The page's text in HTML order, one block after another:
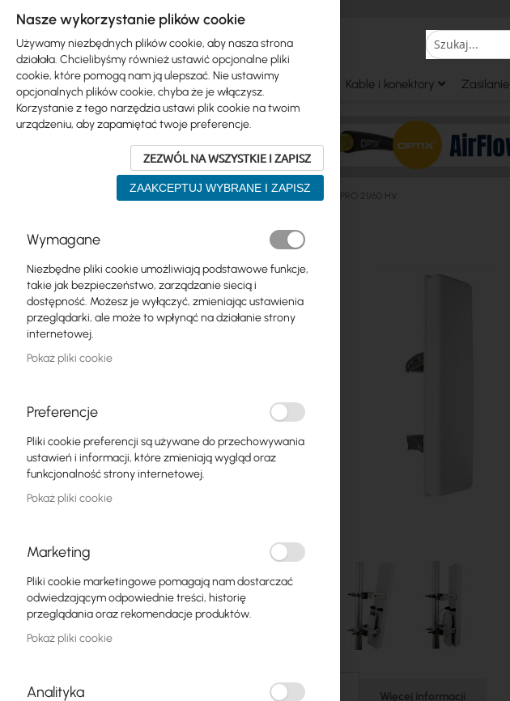
Search
Ubiquiti Mikrotik WiFi & SOHO Kable i konektory Zasilanie
Cyberbajt :: GigaSektor PRO 21/60 HV
Skip
product
list
Ubiquiti
Mikrotik
WiFi & SOHO
Anteny
Switch
Punkty dostępowe
Kable koncentryczne
Zasilanie
GPON
Kable LAN
Routery LAN
na
galerii
początek
Szczegóły Więcej informacji
Nasze wykorzystanie plików cookie
Używamy niezbędnych plików cookie, aby nasza strona
działała. Chcielibyśmy również ustawić opcjonalne pliki
cookie, które pomogą nam ją ulepszać. Nie ustawimy
opcjonalnych plików cookie, chyba że je włączysz.
Korzystanie z tego narzędzia ustawi plik cookie na twoim
urządzeniu, aby zapamiętać twoje preferencje.
ZEZWÓL NA WSZYSTKIE I ZAPISZ
ZAAKCEPTUJ WYBRANE I ZAPISZ
Wymagane
Niezbędne pliki cookie umożliwiają podstawowe funkcje,
takie jak bezpieczeństwo, zarządzanie siecią i
dostępność. Możesz je wyłączyć, zmieniając ustawienia
przeglądarki, ale może to wpłynąć na działanie strony
internetowej.
Pokaż pliki cookie
Preferencje
Pliki cookie preferencji są używane do przechowywania
ustawień i informacji, które zmieniają wygląd oraz
funkcjonalność strony internetowej.
Pokaż pliki cookie
Marketing
Pliki cookie marketingowe pomagają nam dostarczać
odwiedzającym odpowiednie treści, historię
przeglądania oraz rekomendacje produktów.
Pokaż pliki cookie
Analityka